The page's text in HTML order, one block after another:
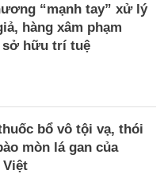
“mạnh tay” xử lý
hàng xâm phạm
sở hữu trí tuệ
bổ vô tội vạ, thói
mòn lá gan của